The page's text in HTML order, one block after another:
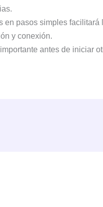
en pasos simples facilitará
y conexión.
antes de iniciar